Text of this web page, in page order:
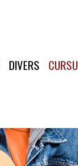
DIVERS